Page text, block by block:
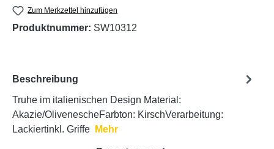
Zum Merkzettel hinzufügen
Produktnummer: SW10312
Beschreibung
Truhe im italienischen Design Material:
Akazie/OlivenescheFarbton: KirschVerarbeitung:
Lackiertinkl. Griffe
Mehr